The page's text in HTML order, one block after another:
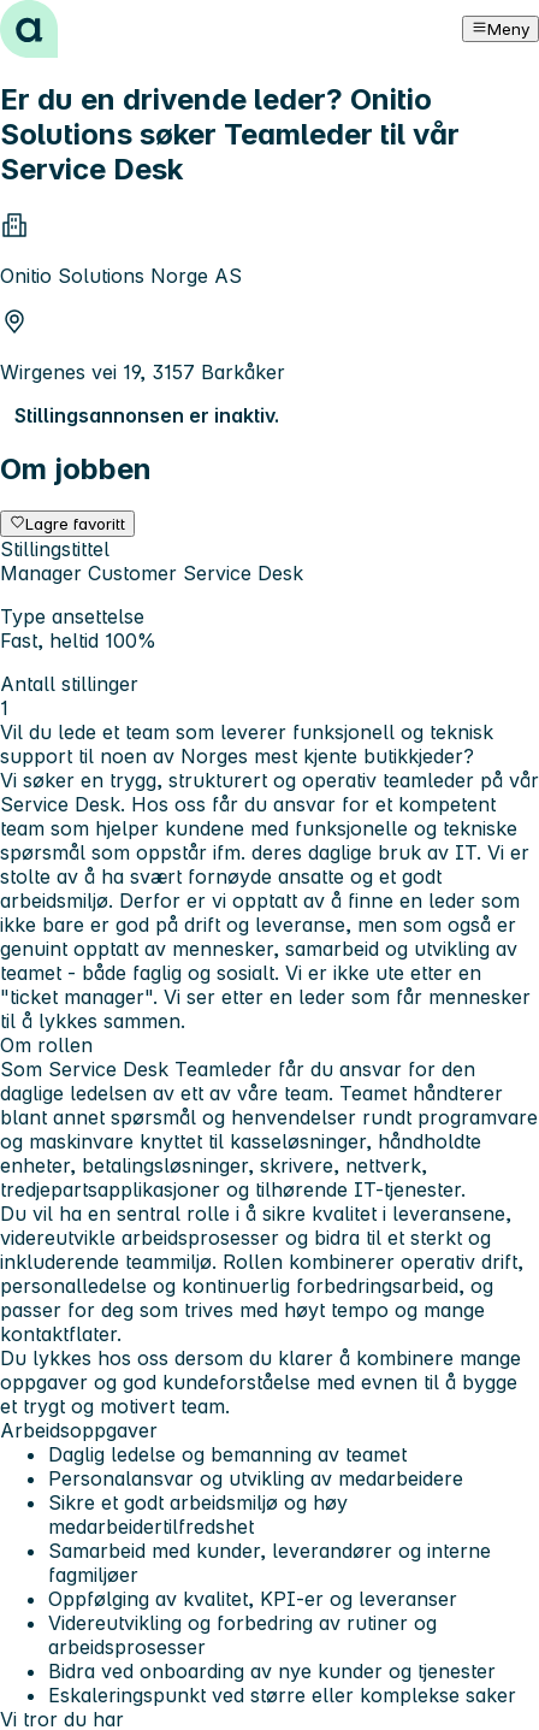
Hopp til innhold Meny
Er du en drivende leder? Onitio
Solutions søker Teamleder til vår
Service Desk
Onitio Solutions Norge AS
Wirgenes vei 19, 3157 Barkåker
Stillingsannonsen er inaktiv.
Om jobben
Lagre favoritt
Stillingstittel
Manager Customer Service Desk
Type ansettelse
Fast, heltid 100%
Antall stillinger
1
Vil du lede et team som leverer funksjonell og teknisk
support til noen av Norges mest kjente butikkjeder?
Vi søker en trygg, strukturert og operativ teamleder på vår
Service Desk. Hos oss får du ansvar for et kompetent
team som hjelper kundene med funksjonelle og tekniske
spørsmål som oppstår ifm. deres daglige bruk av IT. Vi er
stolte av å ha svært fornøyde ansatte og et godt
arbeidsmiljø. Derfor er vi opptatt av å finne en leder som
ikke bare er god på drift og leveranse, men som også er
genuint opptatt av mennesker, samarbeid og utvikling av
teamet - både faglig og sosialt. Vi er ikke ute etter en
"ticket manager". Vi ser etter en leder som får mennesker
til å lykkes sammen.
Om rollen
Som Service Desk Teamleder får du ansvar for den
daglige ledelsen av ett av våre team. Teamet håndterer
blant annet spørsmål og henvendelser rundt programvare
og maskinvare knyttet til kasseløsninger, håndholdte
enheter, betalingsløsninger, skrivere, nettverk,
tredjepartsapplikasjoner og tilhørende IT-tjenester.
Du vil ha en sentral rolle i å sikre kvalitet i leveransene,
videreutvikle arbeidsprosesser og bidra til et sterkt og
inkluderende teammiljø. Rollen kombinerer operativ drift,
personalledelse og kontinuerlig forbedringsarbeid, og
passer for deg som trives med høyt tempo og mange
kontaktflater.
Du lykkes hos oss dersom du klarer å kombinere mange
oppgaver og god kundeforståelse med evnen til å bygge
et trygt og motivert team.
Arbeidsoppgaver
Daglig ledelse og bemanning av teamet
Personalansvar og utvikling av medarbeidere
Sikre et godt arbeidsmiljø og høy
medarbeidertilfredshet
Samarbeid med kunder, leverandører og interne
fagmiljøer
Oppfølging av kvalitet, KPI-er og leveranser
Videreutvikling og forbedring av rutiner og
arbeidsprosesser
Bidra ved onboarding av nye kunder og tjenester
Eskaleringspunkt ved større eller komplekse saker
Vi tror du har